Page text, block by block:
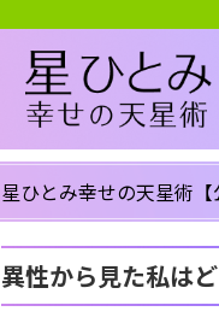
星ひとみ幸せの天星術
異性から見た私は